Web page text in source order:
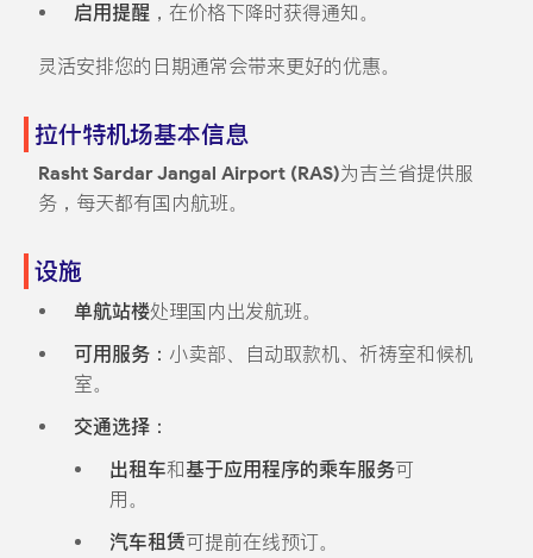
启用提醒 ，在价格下降时获得通知。
灵活安排您的日期通常会带来更好的优惠。
拉什特机场基本信息
Rasht Sardar Jangal Airport (RAS)为吉兰省提供服
务，每天都有国内航班。
设施
单航站楼处理国内出发航班。
可用服务： 小卖部、自动取款机、祈祷室和候机
室。
交通选择：
出租车和基于应用程序的乘车服务可
用。
汽车租赁可提前在线预订。